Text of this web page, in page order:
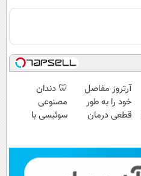
آرتروز مفاصل
خود را به طور
قطعی درمان
🦷 دندان
مصنوعی
سوئیسی با
قسط |📍 تهران